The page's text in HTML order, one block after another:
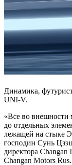
Динамика,
UNI-V.
«Все во внешности
до отдельных
лежащей на стыке
господин Сунь
директора Changan
Changan Motors Rus.